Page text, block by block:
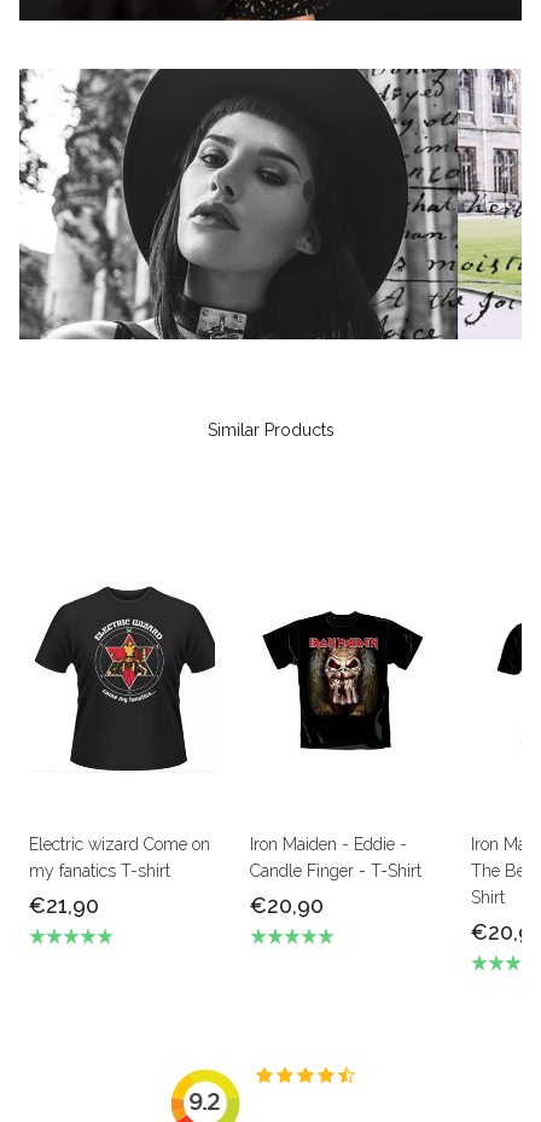
Similar Products
Electric wizard Come on
my fanatics T-shirt
€21,90
Iron Maiden - Eddie -
Candle Finger - T-Shirt
€20,90
Iron
The
Shirt